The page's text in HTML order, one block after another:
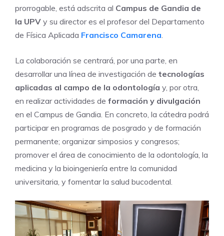
prorrogable, está adscrita al Campus de Gandia de
la UPV y su director es el profesor del Departamento
de Física Aplicada Francisco Camarena
La colaboración se centrará, por una parte, en
desarrollar una línea de investigación de tecnologías
aplicadas al campo de la odontología y, por otra,
en realizar actividades de formación y divulgación
en el Campus de Gandia. En concreto, la cátedra podrá
participar en programas de posgrado y de formación
permanente; organizar simposios y congresos;
promover el área de conocimiento de la odontología, la
medicina y la bioingeniería entre la comunidad
universitaria, y fomentar la salud bucodental.